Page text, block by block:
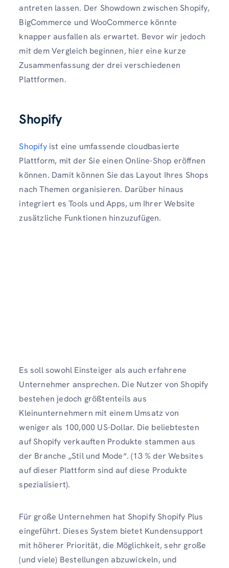
antreten lassen. Der Showdown zwischen Shopify,
BigCommerce und WooCommerce könnte
knapper ausfallen als erwartet. Bevor wir jedoch
mit dem Vergleich beginnen, hier eine kurze
Zusammenfassung der drei verschiedenen
Plattformen.
Shopify
Shopify ist eine umfassende cloudbasierte
Plattform, mit der Sie einen Online-Shop eröffnen
können. Damit können Sie das Layout Ihres Shops
nach Themen organisieren. Darüber hinaus
integriert es Tools und Apps, um Ihrer Website
zusätzliche Funktionen hinzuzufügen.
Es soll sowohl Einsteiger als auch erfahrene
Unternehmer ansprechen. Die Nutzer von Shopify
bestehen jedoch größtenteils aus
Kleinunternehmern mit einem Umsatz von
weniger als 100,000 US-Dollar. Die beliebtesten
auf Shopify verkauften Produkte stammen aus
der Branche „Stil und Mode“. (13 % der Websites
auf dieser Plattform sind auf diese Produkte
spezialisiert).
Für große Unternehmen hat Shopify Shopify Plus
eingeführt. Dieses System bietet Kundensupport
mit höherer Priorität, die Möglichkeit, sehr große
(und viele) Bestellungen abzuwickeln, und